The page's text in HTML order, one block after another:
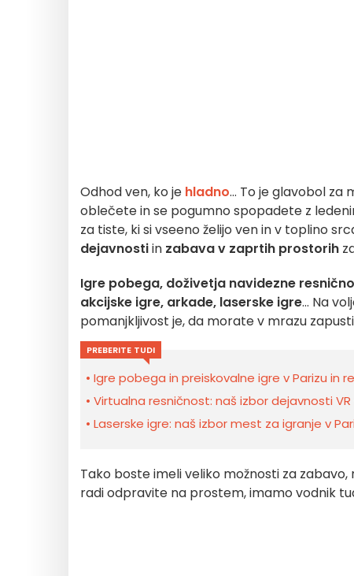
Odhod ven, ko je hladno... To je glavobol za
oblečete in se pogumno spopadete z
za tiste, ki si vseeno želijo ven in v toplino
dejavnostiin zabava v zaprtih prostorih
Igre pobega, doživetja navidezne
akcijske igre, arkade, laserske igre... Na
pomanjkljivost je, da morate v mrazu
PREBERITE TUDI
Igre pobega in preiskovalne igre v Parizu in
Virtualna resničnost: naš izbor dejavnosti
Laserske igre: naš izbor mest za igranje v
Tako boste imeli veliko možnosti za
radi odpravite na prostem, imamo vodnik